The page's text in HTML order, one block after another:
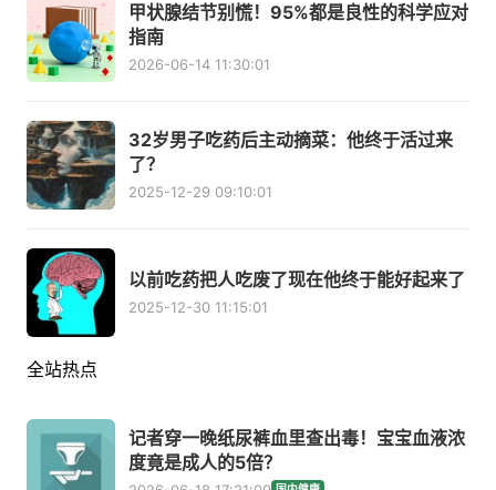
甲状腺结节别慌！95%都是良性的科学应对
指南
2026-06-14 11:30:01
32岁男子吃药后主动摘菜：他终于活过来
了？
2025-12-29 09:10:01
以前吃药把人吃废了现在他终于能好起来了
2025-12-30 11:15:01
全站热点
记者穿一晚纸尿裤血里查出毒！宝宝血液浓
度竟是成人的5倍？